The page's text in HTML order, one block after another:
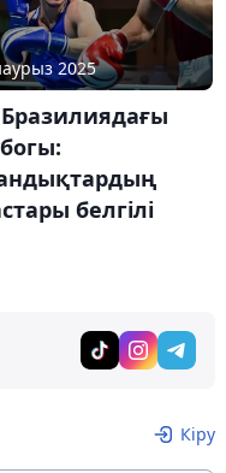
2025
белгілі
Кіру